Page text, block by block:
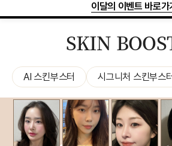
5년 연속 멀츠 골든 어워즈 선정
SKIN
AI 스킨부스터 시그니처 스킨부스터
V&MJ
LIFTING
SKIN
EVENT / VIP
REVIEW
부작용 안내 : 개인에 따라 비대칭, 멍, 부기 차